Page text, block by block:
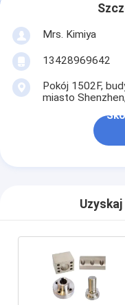
Mrs. Kimiya
13428969642
Pokój 1502F,
miasto